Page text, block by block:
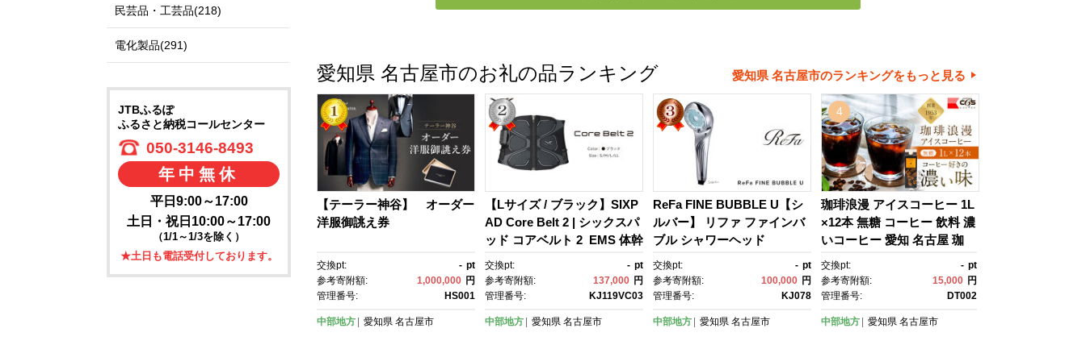
愛知県 名古屋市のお礼の品ランキング 愛知県 名古屋市のランキングをもっと見る
【テーラー神谷】 オーダー
洋服御誂え券
交換pt: - pt
参考寄附額:
1,000,000 円
管理番号:
HS001
中部地方 愛知県 名古屋市
【Lサイズ / ブラック】SIXP
AD Core Belt 2 | シックスパ
ッド コアベルト 2 EMS 体幹
トレーニング 腹筋 引き締
め 健康管理 人気 おすすめ フ
ィットネス 運動不足解消 筋
具 健康グッズ 美容 健康家
交換pt: - pt
参考寄附額:
137,000 円
管理番号:
KJ119VC03
中部地方 愛知県 名古屋市
ReFa FINE BUBBLE U【シ
ルバー】 リファ ファインバ
ブル シャワーヘッド
交換pt: - pt
参考寄附額:
100,000 円
管理番号:
KJ078
中部地方 愛知県 名古屋市
4
珈琲浪漫 アイスコーヒー 1L
×12本 無糖 コーヒー 飲料 濃
いコーヒー 愛知 名古屋 珈
琲 人気 おすすめ | コーヒ
ー 珈琲 アイスコーヒー 濃い
コーヒー 老舗 濃厚 無糖 飲
リンク コーヒー豆 深煎り ス
交換pt: - pt
参考寄附額:
15,000 円
管理番号:
DT002
中部地方 愛知県 名古屋市
民芸品・工芸品(218)
電化製品(291)
JTBふるぽ
ふるさと納税コールセンター
050-3146-8493
年中無休
平日9:00～17:00
土日・祝日10:00～17:00
（1/1～1/3を除く）
★土日も電話受付しております。